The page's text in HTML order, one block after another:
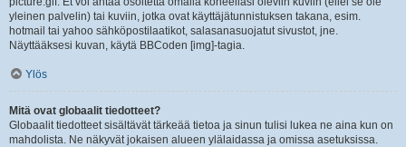
yleinen palvelin) tai kuviin, jotka ovat käyttäjätunnistuksen takana, esim.
hotmail tai yahoo sähköpostilaatikot, salasanasuojatut sivustot, jne.
Näyttääksesi kuvan, käytä BBCoden [img]-tagia.
Ylös
Mitä ovat globaalit tiedotteet?
Globaalit tiedotteet sisältävät tärkeää tietoa ja sinun tulisi lukea ne aina kun on
mahdolista. Ne näkyvät jokaisen alueen ylälaidassa ja omissa asetuksissa.